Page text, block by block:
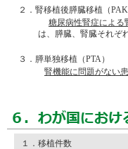
２．腎移植後膵臓移植（
糖尿病性腎症による
は、膵臓、腎臓それぞ
３．膵単独移植（PTA）
腎機能に問題がない
１．移植件数